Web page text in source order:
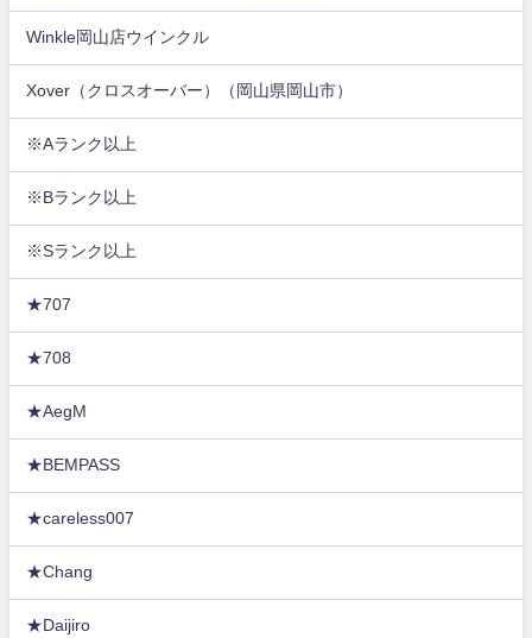
Winkle岡山店ウインクル
Xover（クロスオーバー）（岡山県岡山市）
※Aランク以上
※Bランク以上
※Sランク以上
★707
★708
★AegM
★BEMPASS
★careless007
★Chang
★Daijiro